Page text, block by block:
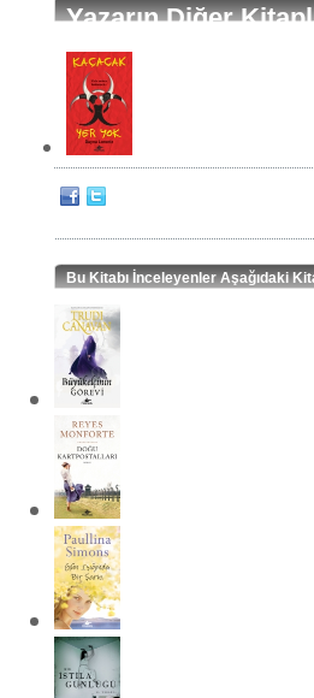
Yazarın Diğer
Bu Kitabı İnceleyenler Aşağıdaki